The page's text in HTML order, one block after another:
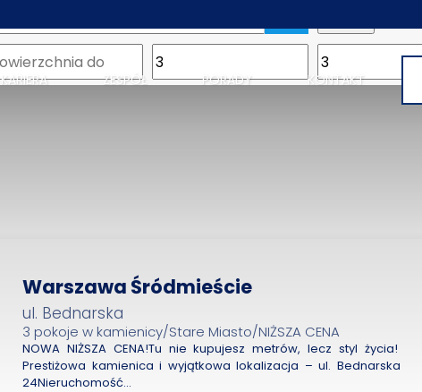
KARIERA ZESPÓŁ PORADY KONTAKT
mapa
Warszawa Śródmieście
ul. Bednarska
3 pokoje w kamienicy/Stare Miasto/NIŻSZA CENA
NOWA NIŻSZA CENA!Tu nie kupujesz metrów, lecz styl życia!
Prestiżowa kamienica i wyjątkowa lokalizacja – ul. Bednarska
24Nieruchomość…